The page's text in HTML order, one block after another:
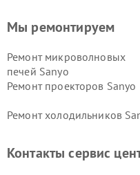
Мы ремонтируем
Ремонт микроволновых
печей Sanyo
Ремонт проекторов Sanyo
Ремонт холодильников
Контакты сервис